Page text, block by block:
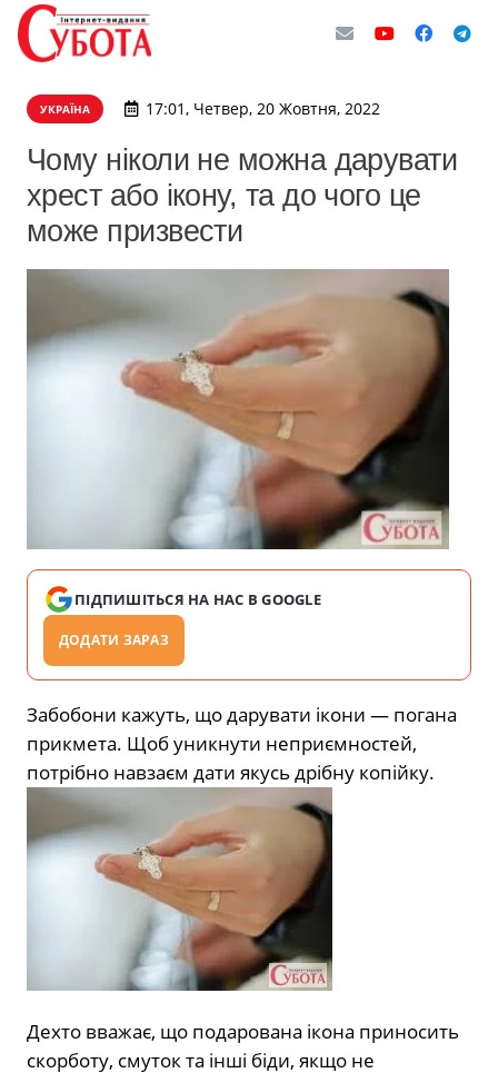
УКРАЇНА 17:01, Четвер, 20 Жовтня, 2022
Чому ніколи не можна дарувати
хрест або ікону, та до чого це
може призвести
ПІДПИШІТЬСЯ НА НАС В GOOGLE
ДОДАТИ ЗАРАЗ
Забобони кажуть, що дарувати ікони — погана
прикмета. Щоб уникнути неприємностей,
потрібно навзаєм дати якусь дрібну копійку.
Дехто вважає, що подарована ікона приносить
скорботу, смуток та інші біди, якщо не